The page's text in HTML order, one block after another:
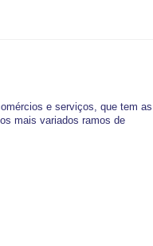
e serviços, que tem as
mais variados ramos de